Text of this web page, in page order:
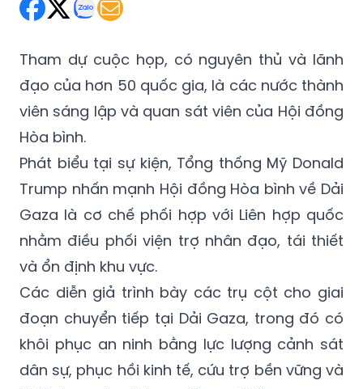
Tham dự cuộc họp, có nguyên thủ và lãnh
đạo của hơn 50 quốc gia, là các nước thành
viên sáng lập và quan sát viên của Hội đồng
Hòa bình.
Phát biểu tại sự kiện, Tổng thống Mỹ Donald
Trump nhấn mạnh Hội đồng Hòa bình về Dải
Gaza là cơ chế phối hợp với Liên hợp quốc
nhằm điều phối viện trợ nhân đạo, tái thiết
và ổn định khu vực.
Các diễn giả trình bày các trụ cột cho giai
đoạn chuyển tiếp tại Dải Gaza, trong đó có
khôi phục an ninh bằng lực lượng cảnh sát
dân sự, phục hồi kinh tế, cứu trợ bền vững và